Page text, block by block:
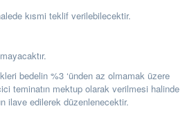
kısmi teklif verilebilecektir.
bedelin %3 ‘ünden az olmamak üzere
teminatın mektup olarak verilmesi halinde
ilave edilerek düzenlenecektir.